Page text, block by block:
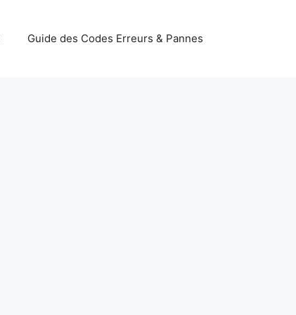
Guide des Codes Erreurs & Pannes